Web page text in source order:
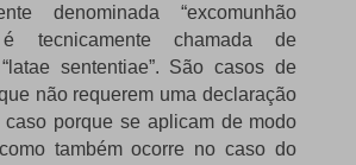
denominada “excomunhão
é tecnicamente chamada de
sententiae”. São casos de
não requerem uma declaração
caso porque se aplicam de modo
também ocorre no caso do